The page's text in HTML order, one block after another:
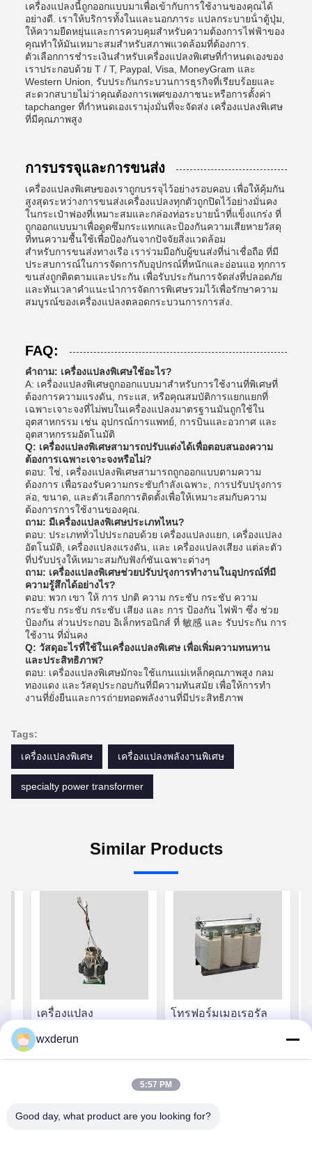
เครื่องแปลงนี้ถูกออกแบบมาเพื่อเข้ากับการใช้งานของคุณได้
อย่างดี. เราให้บริการทั้งในและนอกภาระ แปลกระบายน้ําตู้ปุ่ม,
ให้ความยืดหยุ่นและการควบคุมสําหรับความต้องการไฟฟ้าของ
คุณทําให้มันเหมาะสมสําหรับสภาพแวดล้อมที่ต้องการ.
ตัวเลือกการชําระเงินสําหรับเครื่องแปลงพิเศษที่กําหนดเองของ
เราประกอบด้วย T / T, Paypal, Visa, MoneyGram และ
Western Union, รับประกันกระบวนการธุรกิจที่เรียบร้อยและ
สะดวกสบายไม่ว่าคุณต้องการเพศของภาชนะหรือการตั้งค่า
tapchanger ที่กําหนดเองเรามุ่งมั่นที่จะจัดส่ง เครื่องแปลงพิเศษ
ที่มีคุณภาพสูง
การบรรจุและการขนส่ง
เครื่องแปลงพิเศษของเราถูกบรรจุไว้อย่างรอบคอบ เพื่อให้คุ้มกัน
สูงสุดระหว่างการขนส่งเครื่องแปลงทุกตัวถูกปิดไว้อย่างมั่นคง
ในกระเป๋าฟองที่เหมาะสมและกล่องท่อระบายน้ําที่แข็งแกร่ง ที่
ถูกออกแบบมาเพื่อดูดซึมกระแทกและป้องกันความเสียหายวัสดุ
ที่ทนความชื้นใช้เพื่อป้องกันจากปัจจัยสิ่งแวดล้อม
สําหรับการขนส่งทางเรือ เราร่วมมือกับผู้ขนส่งที่น่าเชื่อถือ ที่มี
ประสบการณ์ในการจัดการกับอุปกรณ์ที่หนักและอ่อนแอ ทุกการ
ขนส่งถูกติดตามและประกัน เพื่อรับประกันการจัดส่งที่ปลอดภัย
และทันเวลาคําแนะนําการจัดการพิเศษรวมไว้เพื่อรักษาความ
สมบูรณ์ของเครื่องแปลงตลอดกระบวนการการส่ง.
FAQ:
คําถาม: เครื่องแปลงพิเศษใช้อะไร?
A: เครื่องแปลงพิเศษถูกออกแบบมาสําหรับการใช้งานที่พิเศษที่
ต้องการความแรงดัน, กระแส, หรือคุณสมบัติการแยกแยกที่
เฉพาะเจาะจงที่ไม่พบในเครื่องแปลงมาตรฐานมันถูกใช้ใน
อุตสาหกรรม เช่น อุปกรณ์การแพทย์, การบินและอวกาศ และ
อุตสาหกรรมอัตโนมัติ
Q: เครื่องแปลงพิเศษสามารถปรับแต่งได้เพื่อตอบสนองความ
ต้องการเฉพาะเจาะจงหรือไม่?
ตอบ: ใช่, เครื่องแปลงพิเศษสามารถถูกออกแบบตามความ
ต้องการ เพื่อรองรับความกระชับกําลังเฉพาะ, การปรับปรุงการ
ล่อ, ขนาด, และตัวเลือกการติดตั้งเพื่อให้เหมาะสมกับความ
ต้องการการใช้งานของคุณ.
ถาม: มีเครื่องแปลงพิเศษประเภทไหน?
ตอบ: ประเภททั่วไปประกอบด้วย เครื่องแปลงแยก, เครื่องแปลง
อัตโนมัติ, เครื่องแปลงแรงดัน, และ เครื่องแปลงเสียง แต่ละตัว
ที่ปรับปรุงให้เหมาะสมกับฟังก์ชันเฉพาะต่างๆ
ถาม: เครื่องแปลงพิเศษช่วยปรับปรุงการทํางานในอุปกรณ์ที่มี
ความรู้สึกได้อย่างไร?
ตอบ: พวก เขา ให้ การ ปกติ ความ กระชับ กระชับ ความ
กระชับ กระชับ กระชับ เสียง และ การ ป้องกัน ไฟฟ้า ซึ่ง ช่วย
ป้องกัน ส่วนประกอบ อิเล็กทรอนิกส์ ที่ 敏感 และ รับประกัน การ
ใช้งาน ที่มั่นคง
Q: วัสดุอะไรที่ใช้ในเครื่องแปลงพิเศษ เพื่อเพิ่มความทนทาน
และประสิทธิภาพ?
ตอบ: เครื่องแปลงพิเศษมักจะใช้แกนแม่เหล็กคุณภาพสูง กลม
ทองแดง และวัสดุประกอบกันที่มีความทันสมัย เพื่อให้การทํา
งานที่ยั่งยืนและการถ่ายทอดพลังงานที่มีประสิทธิภาพ
Tags:
เครื่องแปลงพิเศษ
เครื่องแปลงพลังงานพิเศษ
specialty power transformer
Similar Products
บ
ที่
เครื่องแปลง
หนดเอง 220VAC ความ
ดันเข้าสําหรับความ
หา ราคา ที่ ดี ที่สุด
โทรฟอร์มเมอเรอรัล
ติดเสา ติด
wxderun
5:57 PM
Good day, what product are you looking for?